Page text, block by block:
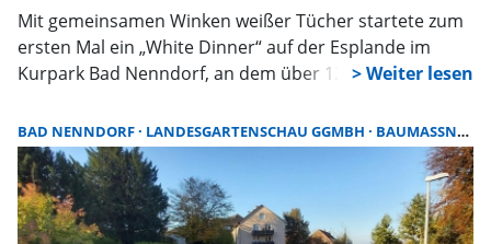
Mit gemeinsamen Winken weißer Tücher startete zum
ersten Mal ein „White Dinner“ auf der Esplande im
Kurpark Bad Nenndorf, an dem über 120 Personen in
Köstlichkeiten teilnahmen. Die Idee dazu kam aus dem
Förderverein der Landesgartenschau Bad Nenndorf
e.V., dies als ein Angebot in der Veranstaltungsreihe
„Countdown zur LaGa“ anzubieten, um damit einen
weiteren Beitrag zur Verkürzung der Wartezeit auf die
BAD NENNDORF LANDESGARTENSCHAU GGMBH BAUMASSNAHME